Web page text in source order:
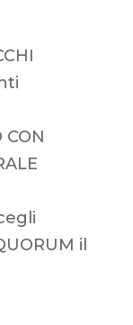
CON
il